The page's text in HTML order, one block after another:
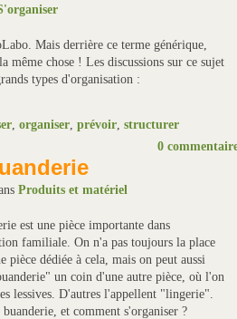
Mais derrière ce terme générique,
même chose ! Les discussions sur ce sujet
types d'organisation :
, organiser, prévoir, structurer
0
Produits et matériel
est une pièce importante dans
familiale. On n'a pas toujours la place
pièce dédiée à cela, mais on peut aussi
un coin d'une autre pièce, où l'on
lessives. D'autres l'appellent "lingerie".
et comment s'organiser ?